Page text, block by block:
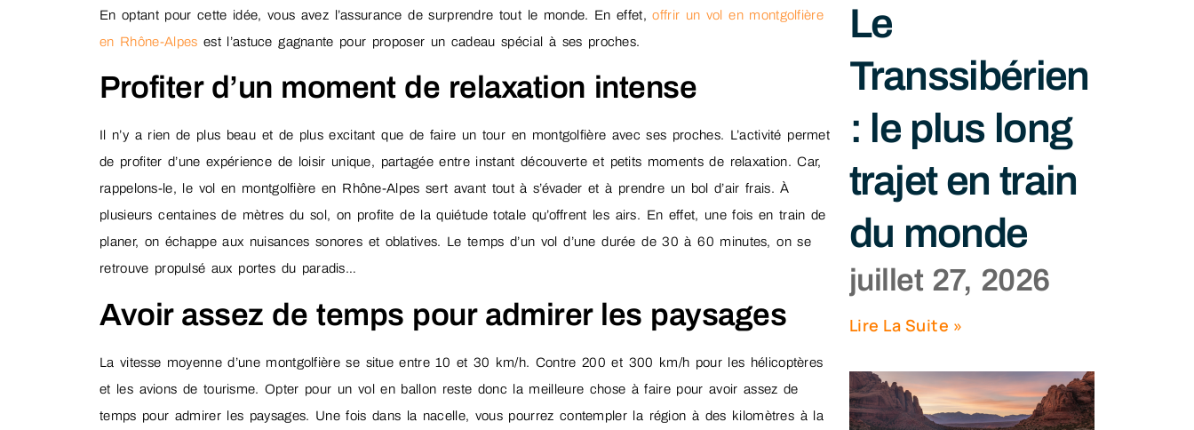
En optant pour cette idée, vous avez l’assurance de surprendre tout le monde. En effet,offrir un vol en montgolfière
en Rhône-Alpes est l’astuce gagnante pour proposer un cadeau spécial à ses proches.
Profiter d’un moment de relaxation intense
Il n’y a rien de plus beau et de plus excitant que de faire un tour en montgolfière avec ses proches. L’activité permet
de profiter d’une expérience de loisir unique, partagée entre instant découverte et petits moments de relaxation. Car,
rappelons-le, le vol en montgolfière en Rhône-Alpes sert avant tout à s’évader et à prendre un bol d’air frais. À
plusieurs centaines de mètres du sol, on profite de la quiétude totale qu’offrent les airs. En effet, une fois en train de
planer, on échappe aux nuisances sonores et oblatives. Le temps d’un vol d’une durée de 30 à 60 minutes, on se
retrouve propulsé aux portes du paradis…
Avoir assez de temps pour admirer les paysages
La vitesse moyenne d’une montgolfière se situe entre 10 et 30 km/h. Contre 200 et 300 km/h pour les hélicoptères
et les avions de tourisme. Opter pour un vol en ballon reste donc la meilleure chose à faire pour avoir assez de
temps pour admirer les paysages. Une fois dans la nacelle, vous pourrez contempler la région à des kilomètres à la
Le
Transsibérien
: le plus long
trajet en train
du monde
juillet 27, 2026
Lire La Suite »